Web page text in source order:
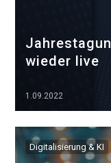
wieder live
1.09.2022
▷▷▷
Digitalisierung & KI